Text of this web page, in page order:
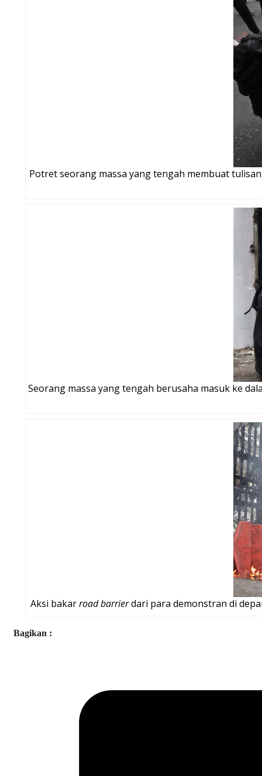
Potret seorang massa yang tengah membuat
Seorang massa yang tengah berusaha masuk ke
Aksi bakarroad barrierdari para demonstran di
Bagikan :